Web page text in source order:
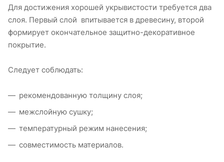
Для достижения хорошей укрывистости требуется два
слоя. Первый слой впитывается в древесину, второй
формирует окончательное защитно-декоративное
покрытие.
Следует соблюдать:
рекомендованную толщину слоя;
межслойную сушку;
температурный режим нанесения;
совместимость материалов.